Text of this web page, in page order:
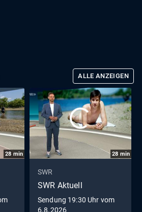
ALLE ANZEIGEN
28 min 28 min
SWR
SWR Aktuell
Sendung 19:30 Uhr vom
6.8.2026